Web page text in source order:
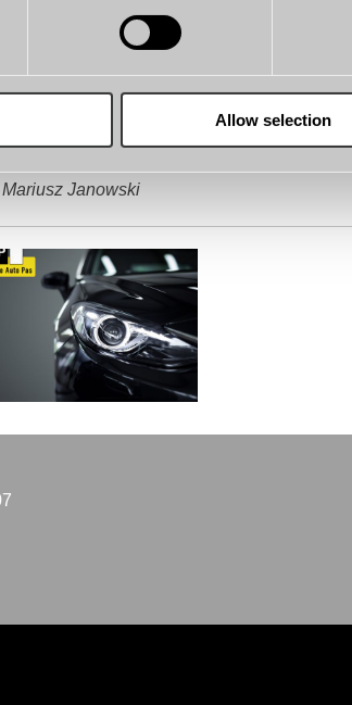
Allow selection
NAP to najsilniejszy argument za
dla Twojego portfela. Jeśli szukasz
Janowski